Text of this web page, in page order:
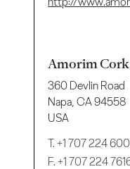
Amorim
360 Devlin Road
Napa, CA 94558
USA
T.+1 707 224
F. +1 707 224